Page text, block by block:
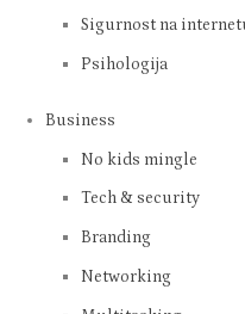
Mental health
Travel with kids
Mingle with kids
Sigurnost na internetu
Psihologija